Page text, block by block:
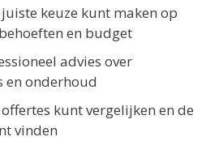
keuze kunt maken op
en budget
advies over
en onderhoud
kunt vergelijken en de
vinden